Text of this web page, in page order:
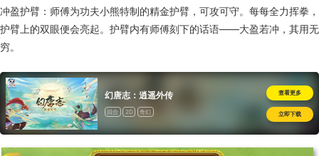
冲盈护臂：师傅为功夫小熊特制的精金护臂，可攻可守。每每全力挥拳，
护臂上的双眼便会亮起。护臂内有师傅刻下的话语——大盈若冲，其用无
穷。
幻唐志：逍遥外传
回合 2D 奇幻
查看更多
立即下载